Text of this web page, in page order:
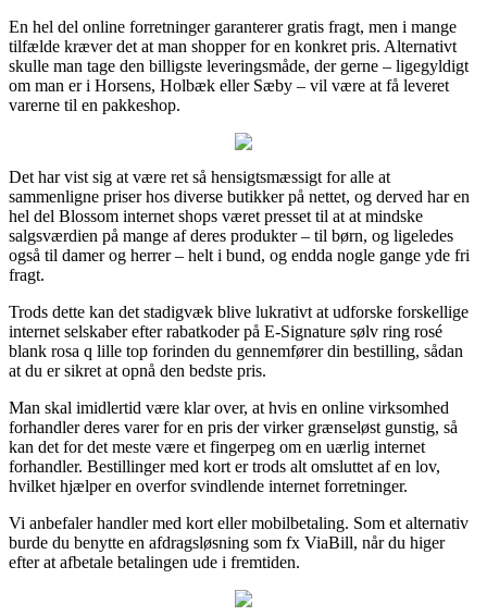
En hel del online forretninger garanterer gratis fragt, men i mange
tilfælde kræver det at man shopper for en konkret pris. Alternativt
skulle man tage den billigste leveringsmåde, der gerne – ligegyldigt
om man er i Horsens, Holbæk eller Sæby – vil være at få leveret
varerne til en pakkeshop.
Det har vist sig at være ret så hensigtsmæssigt for alle at
sammenligne priser hos diverse butikker på nettet, og derved har en
hel del Blossom internet shops været presset til at at mindske
salgsværdien på mange af deres produkter – til børn, og ligeledes
også til damer og herrer – helt i bund, og endda nogle gange yde fri
fragt.
Trods dette kan det stadigvæk blive lukrativt at udforske forskellige
internet selskaber efter rabatkoder på E-Signature sølv ring rosé
blank rosa q lille top forinden du gennemfører din bestilling, sådan
at du er sikret at opnå den bedste pris.
Man skal imidlertid være klar over, at hvis en online virksomhed
forhandler deres varer for en pris der virker grænseløst gunstig, så
kan det for det meste være et fingerpeg om en uærlig internet
forhandler. Bestillinger med kort er trods alt omsluttet af en lov,
hvilket hjælper en overfor svindlende internet forretninger.
Vi anbefaler handler med kort eller mobilbetaling. Som et alternativ
burde du benytte en afdragsløsning som fx ViaBill, når du higer
efter at afbetale betalingen ude i fremtiden.